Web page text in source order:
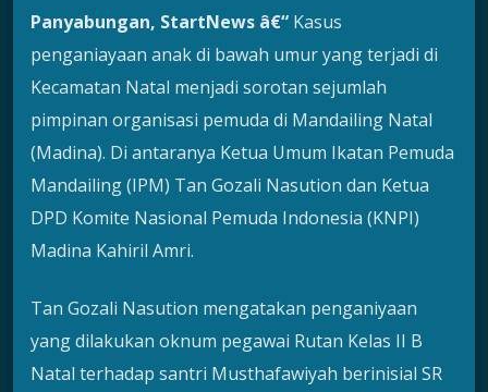
Panyabungan, StartNews â€“ Kasus
penganiayaan anak di bawah umur yang terjadi di
Kecamatan Natal menjadi sorotan sejumlah
pimpinan organisasi pemuda di Mandailing Natal
(Madina). Di antaranya Ketua Umum Ikatan Pemuda
Mandailing (IPM) Tan Gozali Nasution dan Ketua
DPD Komite Nasional Pemuda Indonesia (KNPI)
Madina Kahiril Amri.
Tan Gozali Nasution mengatakan penganiyaan
yang dilakukan oknum pegawai Rutan Kelas II B
Natal terhadap santri Musthafawiyah berinisial SR